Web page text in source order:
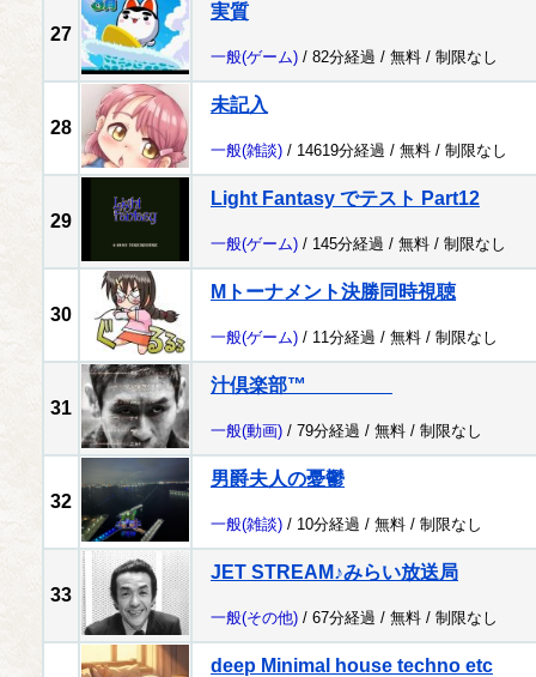
27
実質
一般(ゲーム) / 82分経過 / 無料 / 制限なし
28
未記入
一般(雑談) / 14619分経過 / 無料 / 制限なし
29
Light Fantasy でテスト Part12
一般(ゲーム) / 145分経過 / 無料 / 制限なし
30
Mトーナメント決勝同時視聴
一般(ゲーム) / 11分経過 / 無料 / 制限なし
31
汁倶楽部™
一般(動画) / 79分経過 / 無料 / 制限なし
32
男爵夫人の憂鬱
一般(雑談) / 10分経過 / 無料 / 制限なし
33
JET STREAM♪みらい放送局
一般(その他) / 67分経過 / 無料 / 制限なし
deep Minimal house techno etc